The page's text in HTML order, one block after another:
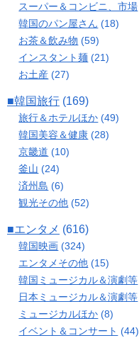
スーパー＆コンビニ、市場
韓国のパン屋さん (18)
お茶＆飲み物 (59)
インスタント麺 (21)
お土産 (27)
■韓国旅行 (169)
旅行＆ホテルほか (49)
韓国美容＆健康 (28)
京畿道 (10)
釜山 (24)
済州島 (6)
観光その他 (52)
■エンタメ (616)
韓国映画 (324)
エンタメその他 (15)
韓国ミュージカル＆演劇等
日本ミュージカル＆演劇等
ミュージカルほか (8)
イベント＆コンサート (44)